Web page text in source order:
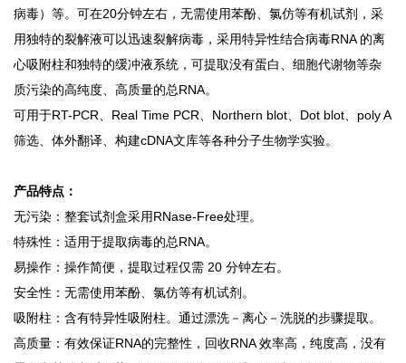
病毒）等。可在20分钟左右，无需使用苯酚、氯仿等有机试剂，采
用独特的裂解液可以迅速裂解病毒，采用特异性结合病毒RNA 的离
心吸附柱和独特的缓冲液系统，可提取没有蛋白、细胞代谢物等杂
质污染的高纯度、高质量的总RNA。
可用于RT-PCR、Real Time PCR、Northern blot、Dot blot、poly A
筛选、体外翻译、构建cDNA文库等各种分子生物学实验。
产品特点：
无污染：整套试剂盒采用RNase-Free处理。
特殊性：适用于提取病毒的总RNA。
易操作：操作简便，提取过程仅需 20 分钟左右。
安全性：无需使用苯酚、氯仿等有机试剂。
吸附柱：含有特异性吸附柱。通过漂洗－离心－洗脱的步骤提取。
高质量：有效保证RNA的完整性，回收RNA 效率高，纯度高，没有